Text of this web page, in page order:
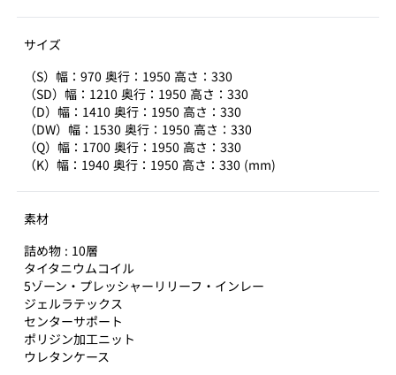
サイズ
（S）幅：970 奥行：1950 高さ：330
（SD）幅：1210 奥行：1950 高さ：330
（D）幅：1410 奥行：1950 高さ：330
（DW）幅：1530 奥行：1950 高さ：330
（Q）幅：1700 奥行：1950 高さ：330
（K）幅：1940 奥行：1950 高さ：330 (mm)
素材
詰め物 : 10層
タイタニウムコイル
5ゾーン・プレッシャーリリーフ・インレー
ジェルラテックス
センターサポート
ポリジン加工ニット
ウレタンケース